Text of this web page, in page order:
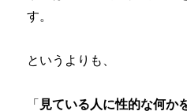
す。
というよりも、
「 見ている人に性的な何